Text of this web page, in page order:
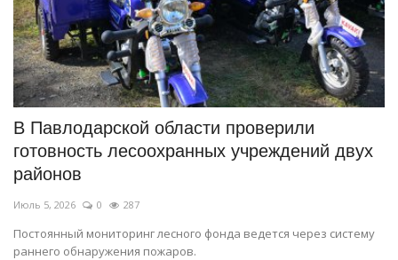
В Павлодарской области проверили
готовность лесоохранных учреждений двух
районов
Июль 5, 2026 0 287
Постоянный мониторинг лесного фонда ведется через систему
раннего обнаружения пожаров.